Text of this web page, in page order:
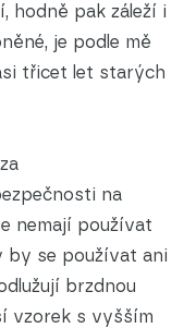
hodně pak záleží i
je podle mě
třicet let starých
na
nemají používat
by se používat ani
brzdnou
vzorek s vyšším